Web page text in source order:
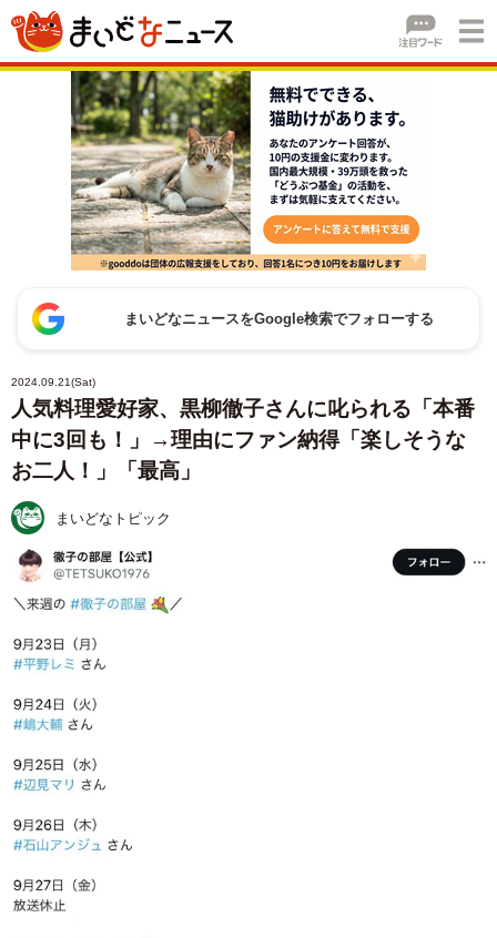
まいどなニュースをGoogle検索でフォローする
2024.09.21(Sat)
人気料理愛好家、黒柳徹子さんに叱られる「本番
中に3回も！」→理由にファン納得「楽しそうな
お二人！」「最高」
まいどなトピック